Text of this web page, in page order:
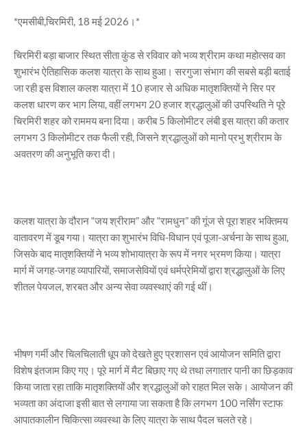
*एमसीबी,चिरमिरी, 18 मई 2026।*
चिरमिरी बड़ा बाजार स्थित सीता कुंड से रविवार को भव्य श्रीराम कथा महोत्सव का
शुभारंभ ऐतिहासिक कलश यात्रा के साथ हुआ। सरगुजा संभाग की सबसे बड़ी बताई
जा रही इस विशाल कलश यात्रा में 10 हजार से अधिक मातृशक्तियों ने सिर पर
कलश धारण कर भाग लिया, वहीं लगभग 20 हजार श्रद्धालुओं की उपस्थिति ने पूरे
चिरमिरी शहर को राममय बना दिया। करीब 5 किलोमीटर लंबी इस यात्रा की कतार
लगभग 3 किलोमीटर तक फैली रही, जिसने श्रद्धालुओं को मानो प्रभु श्रीराम के
अवतरण की अनुभूति करा दी।
कलश यात्रा के दौरान “जय श्रीराम” और “रामधुन” की गूंज से पूरा शहर भक्तिमय
वातावरण में डूब गया। यात्रा का शुभारंभ विधि-विधान एवं पूजा-अर्चना के साथ हुआ,
जिसके बाद मातृशक्तियों ने भव्य शोभायात्रा के रूप में नगर भ्रमण किया। यात्रा
मार्ग में जगह-जगह व्यापारियों, समाजसेवियों एवं धर्मप्रेमियों द्वारा श्रद्धालुओं के लिए
शीतल पेयजल, शरबत और अन्य सेवा व्यवस्थाएं की गई थीं।
भीषण गर्मी और चिलचिलाती धूप को देखते हुए प्रशासन एवं आयोजन समिति द्वारा
विशेष इंतजाम किए गए। पूरे मार्ग में मैट बिछाए गए थे तथा लगातार पानी का छिड़काव
किया जाता रहा ताकि मातृशक्तियों और श्रद्धालुओं को राहत मिल सके। आयोजन की
भव्यता का अंदाजा इसी बात से लगाया जा सकता है कि लगभग 100 नर्सिंग स्टाफ
आपातकालीन चिकित्सा व्यवस्था के लिए यात्रा के साथ पैदल चलते रहे।